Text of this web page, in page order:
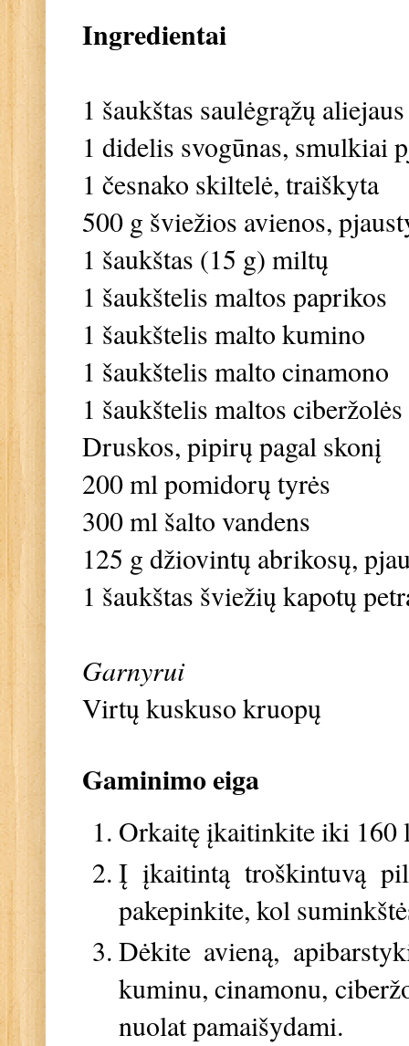
Ingredientai
1 šaukštas saulėgrąžų aliejaus
1 didelis svogūnas, smulkiai
1 česnako skiltelė, traiškyta
500 g šviežios avienos,
1 šaukštas (15 g) miltų
1 šaukštelis maltos paprikos
1 šaukštelis malto kumino
1 šaukštelis malto cinamono
1 šaukštelis maltos ciberžolės
Druskos, pipirų pagal skonį
200 ml pomidorų tyrės
300 ml šalto vandens
125 g džiovintų abrikosų,
1 šaukštas šviežių kapotų
Garnyrui
Virtų kuskuso kruopų
Gaminimo eiga
Orkaitę įkaitinkite iki
Į įkaitintą troškintuvą
pakepinkite, kol
Dėkite avieną,
kuminu, cinamonu,
nuolat pamaišydami.